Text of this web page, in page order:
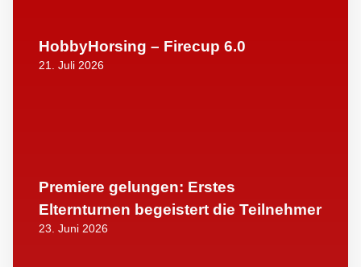
HobbyHorsing – Firecup 6.0
21. Juli 2026
Premiere gelungen: Erstes
Elternturnen begeistert die Teilnehmer
23. Juni 2026